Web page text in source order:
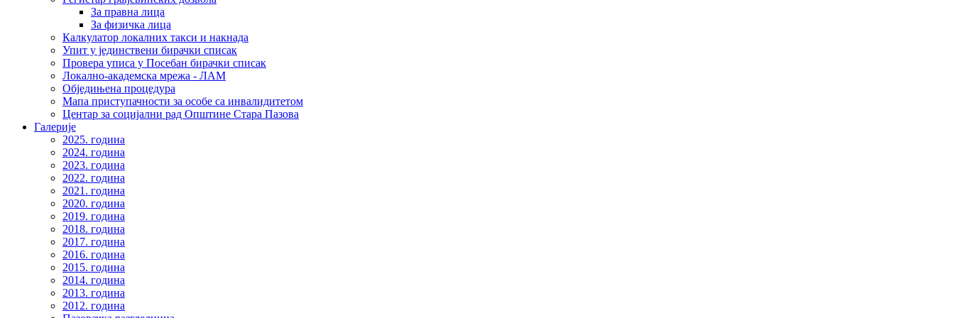
За правна лица
За физичка лица
Калкулатор локалних такси и накнада
Упит у јединствени бирачки списак
Провера уписа у Посебан бирачки списак
Локално-академска мрежа - ЛАМ
Обједињена процедура
Мапа приступачности за особе са инвалидитетом
Центар за социјални рад Општине Стара Пазова
Галерије
2025. година
2024. година
2023. година
2022. година
2021. година
2020. година
2019. година
2018. година
2017. година
2016. година
2015. година
2014. година
2013. година
2012. година